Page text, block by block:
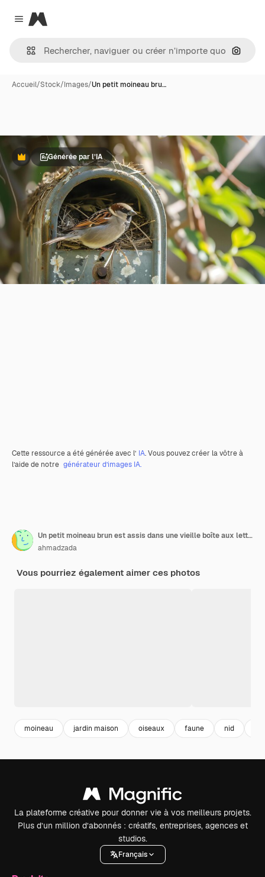
Close menu
Magnific
Accueil/Stock/Images/Un petit moineau bru…
PremiumGénérée par l’IA
Cette ressource a été générée avec l’ IA. Vous pouvez créer la vôtre à
l’aide de notre générateur d’images IA.
Un petit moineau brun est assis dans une vieille boîte aux lettres rouillée l'oiseau est perché sur un nid fait de brindilles et de paille le fond est flou et vert
ahmadzada
Vous pourriez également aimer ces photos
moineau jardin maison oiseaux faune nid
La plateforme créative pour donner vie à vos meilleurs projets.
Plus d’un million d’abonnés : créatifs, entreprises, agences et
studios.
Français